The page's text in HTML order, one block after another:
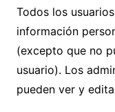
Todos los
información
(excepto que no
usuario). Los
pueden ver y